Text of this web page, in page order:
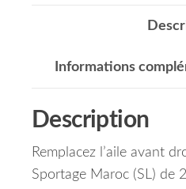
Informations
Description
Remplacez l’aile avant
Sportage Maroc (SL) de